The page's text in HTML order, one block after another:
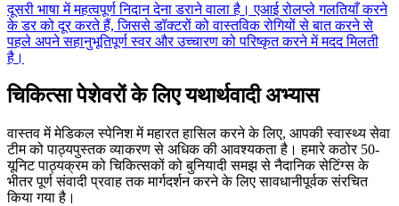
दूसरी भाषा में महत्वपूर्ण निदान देना डराने वाला है। एआई रोलप्ले गलतियाँ करने
के डर को दूर करते हैं, जिससे डॉक्टरों को वास्तविक रोगियों से बात करने से
पहले अपने सहानुभूतिपूर्ण स्वर और उच्चारण को परिष्कृत करने में मदद मिलती
है।
चिकित्सा पेशेवरों के लिए यथार्थवादी अभ्यास
वास्तव में मेडिकल स्पेनिश में महारत हासिल करने के लिए, आपकी स्वास्थ्य सेवा
टीम को पाठ्यपुस्तक व्याकरण से अधिक की आवश्यकता है। हमारे कठोर 50-
यूनिट पाठ्यक्रम को चिकित्सकों को बुनियादी समझ से नैदानिक सेटिंग्स के
भीतर पूर्ण संवादी प्रवाह तक मार्गदर्शन करने के लिए सावधानीपूर्वक संरचित
किया गया है।